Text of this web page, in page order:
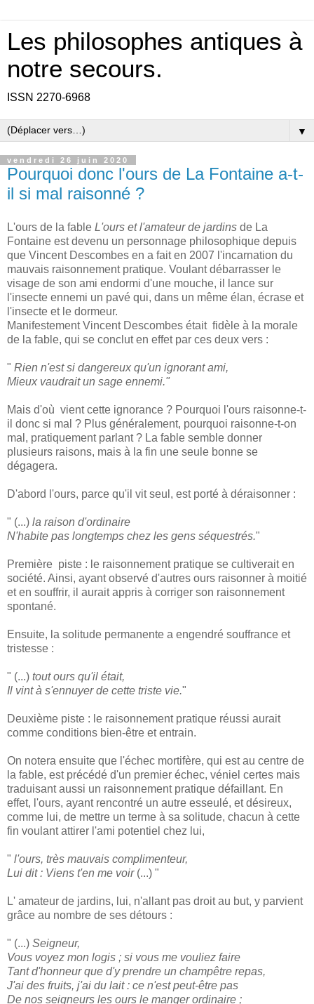
Les philosophes antiques à
notre secours.
ISSN 2270-6968
▼
vendredi 26 juin 2020
Pourquoi donc l'ours de La Fontaine a-t-
il si mal raisonné ?
L'ours de la fable L'ours et l'amateur de jardins de La
Fontaine est devenu un personnage philosophique depuis
que Vincent Descombes en a fait en 2007 l'incarnation du
mauvais raisonnement pratique. Voulant débarrasser le
visage de son ami endormi d'une mouche, il lance sur
l'insecte ennemi un pavé qui, dans un même élan, écrase et
l'insecte et le dormeur.
Manifestement Vincent Descombes était fidèle à la morale
de la fable, qui se conclut en effet par ces deux vers :
" Rien n'est si dangereux qu'un ignorant ami,
Mieux vaudrait un sage ennemi."
Mais d'où vient cette ignorance ? Pourquoi l'ours raisonne-t-
il donc si mal ? Plus généralement, pourquoi raisonne-t-on
mal, pratiquement parlant ? La fable semble donner
plusieurs raisons, mais à la fin une seule bonne se
dégagera.
D'abord l'ours, parce qu'il vit seul, est porté à déraisonner :
" (...) la raison d'ordinaire
N'habite pas longtemps chez les gens séquestrés."
Première piste : le raisonnement pratique se cultiverait en
société. Ainsi, ayant observé d'autres ours raisonner à moitié
et en souffrir, il aurait appris à corriger son raisonnement
spontané.
Ensuite, la solitude permanente a engendré souffrance et
tristesse :
" (...) tout ours qu'il était,
Il vint à s'ennuyer de cette triste vie."
Deuxième piste : le raisonnement pratique réussi aurait
comme conditions bien-être et entrain.
On notera ensuite que l'échec mortifère, qui est au centre de
la fable, est précédé d'un premier échec, véniel certes mais
traduisant aussi un raisonnement pratique défaillant. En
effet, l'ours, ayant rencontré un autre esseulé, et désireux,
comme lui, de mettre un terme à sa solitude, chacun à cette
fin voulant attirer l'ami potentiel chez lui,
" l'ours, très mauvais complimenteur,
Lui dit : Viens t'en me voir (...) "
L' amateur de jardins, lui, n'allant pas droit au but, y parvient
grâce au nombre de ses détours :
" (...) Seigneur,
Vous voyez mon logis ; si vous me vouliez faire
Tant d'honneur que d'y prendre un champêtre repas,
J'ai des fruits, j'ai du lait : ce n'est peut-être pas
De nos seigneurs les ours le manger ordinaire ;